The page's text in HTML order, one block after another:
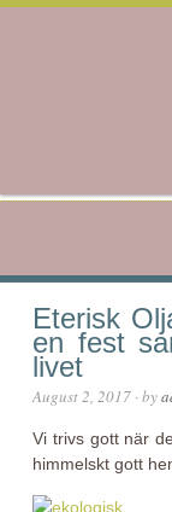
Eterisk
en fest
livet
August 2, 2017 · by
Vi trivs gott när
himmelskt gott